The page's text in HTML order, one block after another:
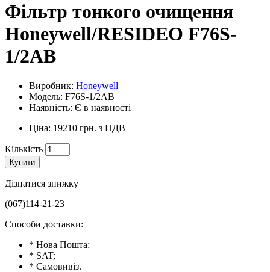
Фільтр тонкого очищення
Honeywell/RESIDEO F76S-
1/2AB
Виробник: Honeywell
Модель: F76S-1/2AB
Наявність: Є в наявності
Ціна: 19210 грн. з ПДВ
Кількість
Купити
Дізнатися знижку
(067)114-21-23
Способи доставки:
* Нова Пошта;
* SAT;
* Самовивіз.